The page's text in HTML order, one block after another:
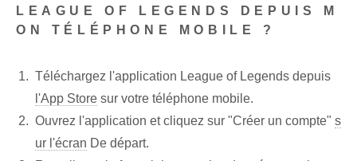
LEAGUE OF LEGENDS DEPUIS M
ON TÉLÉPHONE MOBILE ?
Téléchargez l'application League of Legends depuis
l'App Store sur votre téléphone mobile.
Ouvrez l'application et cliquez sur "Créer un compte" s
ur l'écran De départ.